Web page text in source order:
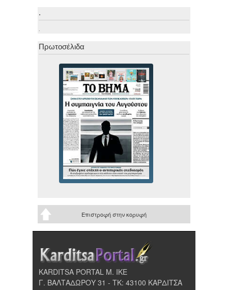
.
.
Πρωτοσέλιδα
Επιστροφή στην κορυφή
KARDITSA PORTAL Μ. ΙΚΕ
Γ. ΒΑΛΤΑΔΩΡΟΥ 31 - ΤΚ: 43100 ΚΑΡΔΙΤΣΑ